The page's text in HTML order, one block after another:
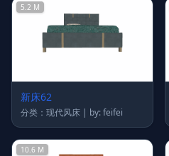
5.2 M
新床62
分类：现代风床 | by: feifei
10.6 M